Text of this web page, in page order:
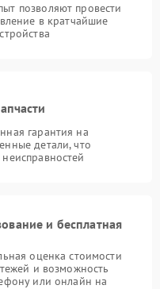
позволяют провести
в кратчайшие
гарантия на
детали, что
и бесплатная
оценка стоимости
и возможность
или онлайн на